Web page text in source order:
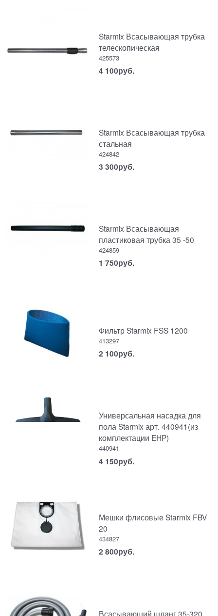
Starmix Всасывающая трубка
телескопическая
425573
4 100руб.
Starmix Всасывающая трубка
стальная
424842
3 300руб.
Starmix Всасывающая
пластиковая трубка 35 -50
424859
1 750руб.
Фильтр Starmix FSS 1200
413297
2 100руб.
Универсальная насадка для
пола Starmix арт. 440941(из
комплектации EHP)
440941
4 150руб.
Мешки флисовые Starmix FBV
20
434827
2 800руб.
Всасывающий шланг 35-320